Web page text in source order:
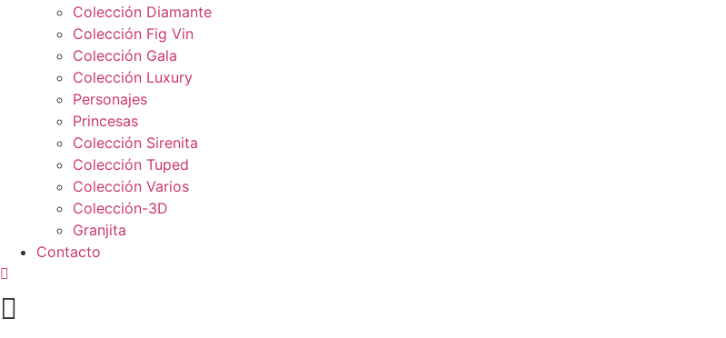
Colección Diamante
Colección Fig Vin
Colección Gala
Colección Luxury
Personajes
Princesas
Colección Sirenita
Colección Tuped
Colección Varios
Colección-3D
Granjita
Contacto
